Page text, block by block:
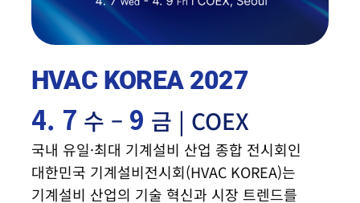
HVAC KOREA 2027
4. 7 수 – 9 금 | COEX
국내 유일·최대 기계설비 산업 종합 전시회인
대한민국 기계설비전시회(HVAC KOREA)는
기계설비 산업의 기술 혁신과 시장 트렌드를